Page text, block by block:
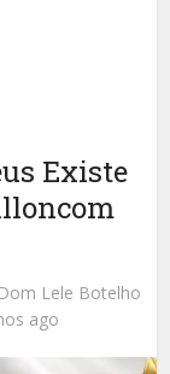
Existe
Lele Botelho
ago